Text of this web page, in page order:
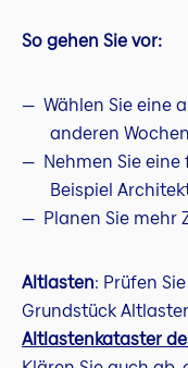
So gehen Sie vor:
Wählen Sie eine
anderen
Nehmen Sie
Beispiel
Planen Sie mehr
Altlasten: Prüfen
Grundstück
Altlastenkataster